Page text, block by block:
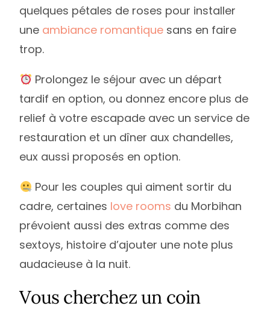
quelques pétales de roses pour installer
une ambiance romantique sans en faire
trop.
Prolongez le séjour avec un départ
tardif en option, ou donnez encore plus de
relief à votre escapade avec un service de
restauration et un dîner aux chandelles,
eux aussi proposés en option.
Pour les couples qui aiment sortir du
cadre, certaines love rooms du Morbihan
prévoient aussi des extras comme des
sextoys, histoire d’ajouter une note plus
audacieuse à la nuit.
Vous cherchez un coin